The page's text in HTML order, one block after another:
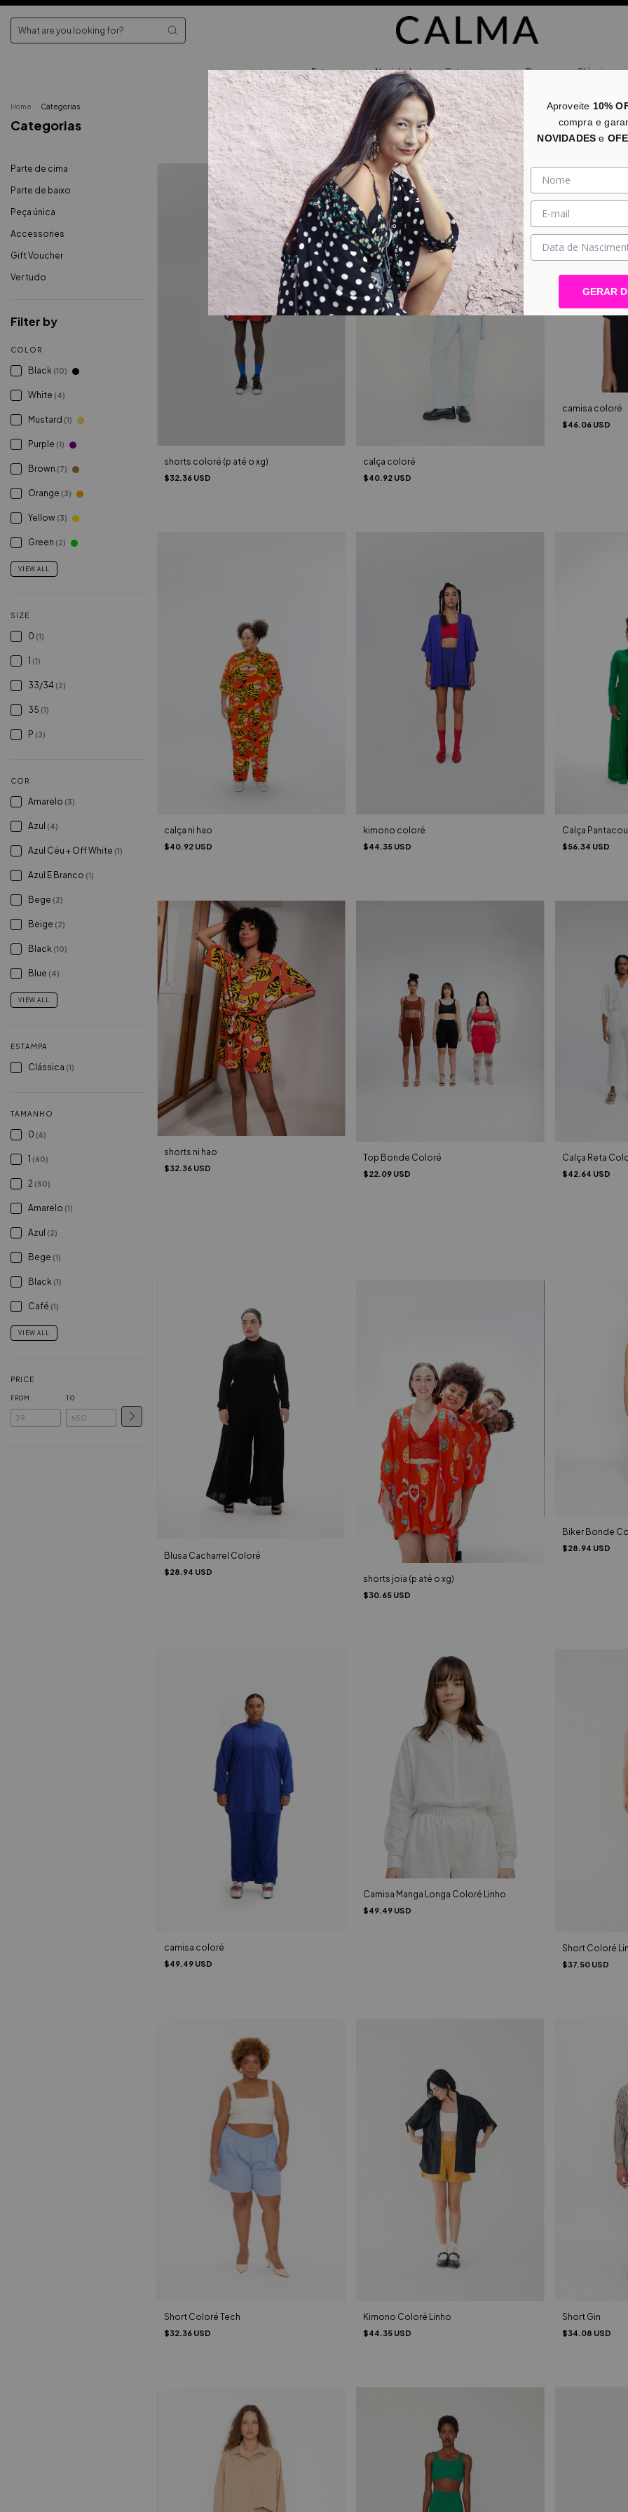
Estampas Novidades Categorias Promo Clássicos
Home Categorias
Categorias
Parte de cima
Parte de baixo
Peça única
Accessories
Gift Voucher
Ver tudo
Filter by
COLOR
Black (10)
White (4)
Mustard (1)
Purple (1)
Brown (7)
Orange (3)
Yellow (3)
Green (2)
VIEW ALL
SIZE
0 (1)
1 (1)
33/34 (2)
35 (1)
P (3)
COR
Amarelo (3)
Azul (4)
Azul Céu + Off White (1)
Azul E Branco (1)
Bege (2)
Beige (2)
Black (10)
Blue (4)
VIEW ALL
ESTAMPA
Clássica (1)
TAMANHO
0 (6)
1 (60)
2 (50)
Amarelo (1)
Azul (2)
Bege (1)
Black (1)
Café (1)
VIEW ALL
PRICE
FROM TO
shorts coloré (p até o xg)
$32.36 USD
calça coloré
$40.92 USD
camisa coloré
$46.06 USD
calça ni hao
$40.92 USD
kimono coloré
$44.35 USD
Calça
$56.34 USD
shorts ni hao
$32.36 USD
Top Bonde Coloré
$22.09 USD
Calça Reta
$42.64 USD
Blusa Cacharrel Coloré
$28.94 USD
shorts joia (p até o xg)
$30.65 USD
Biker Bonde
$28.94 USD
camisa coloré
$49.49 USD
Camisa Manga Longa Coloré Linho
$49.49 USD
Short Coloré
$37.50 USD
Short Coloré Tech
$32.36 USD
Kimono Coloré Linho
$44.35 USD
Short Gin
$34.08 USD
Aproveite 10%
compra e
NOVIDADESe
GERAR